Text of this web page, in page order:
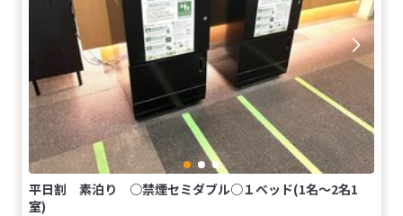
平日割 素泊り ○禁煙セミダブル○１ベッド(1名～2名1
室)